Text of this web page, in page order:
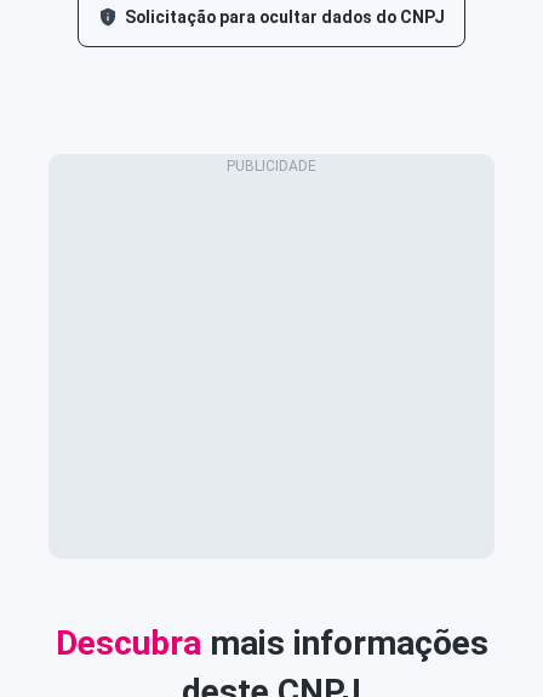
Solicitação para ocultar dados do CNPJ
Descubra mais informações